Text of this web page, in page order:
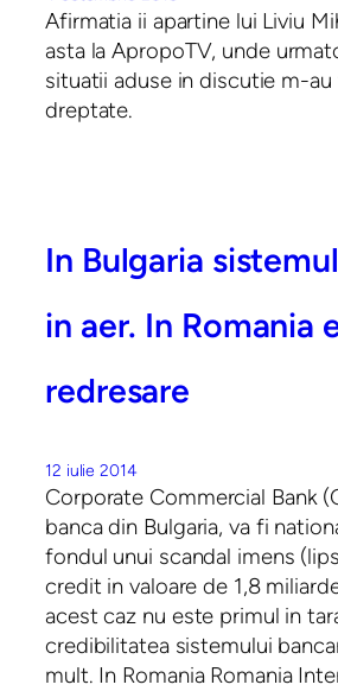
Afirmatia ii apartine lui Liviu
asta la ApropoTV, unde
situatii aduse in discutie m-au
dreptate.
In Bulgaria
in aer. In Romania
redresare
12 iulie 2014
Corporate Commercial Bank
banca din Bulgaria, va fi
fondul unui scandal imens
credit in valoare de 1,8
acest caz nu este primul in
credibilitatea sistemului
mult. In Romania Romania